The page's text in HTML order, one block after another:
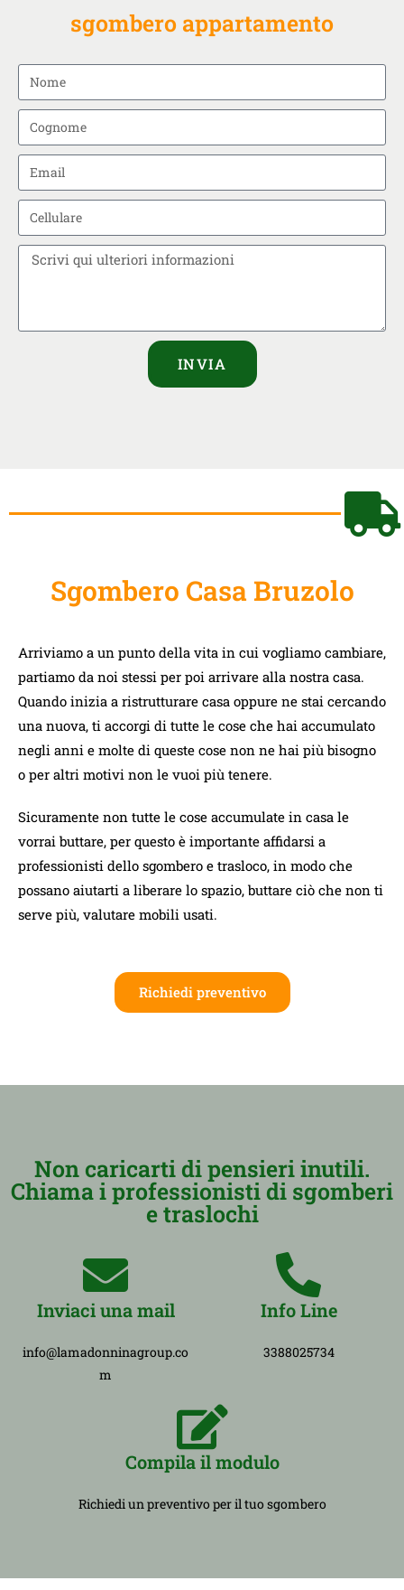
sgombero appartamento
INVIA
Sgombero Casa Bruzolo
Arriviamo a un punto della vita in cui vogliamo cambiare,
partiamo da noi stessi per poi arrivare alla nostra casa.
Quando inizia a ristrutturare casa oppure ne stai cercando
una nuova, ti accorgi di tutte le cose che hai accumulato
negli anni e molte di queste cose non ne hai più bisogno
o per altri motivi non le vuoi più tenere.
Sicuramente non tutte le cose accumulate in casa le
vorrai buttare, per questo è importante affidarsi a
professionisti dello sgombero e trasloco, in modo che
possano aiutarti a liberare lo spazio, buttare ciò che non ti
serve più, valutare mobili usati.
Richiedi preventivo
Non caricarti di pensieri inutili.
Chiama i professionisti di sgomberi
e traslochi
Inviaci una mail
info@lamadonninagroup.co
m
Info Line
3388025734
Compila il modulo
Richiedi un preventivo per il tuo sgombero